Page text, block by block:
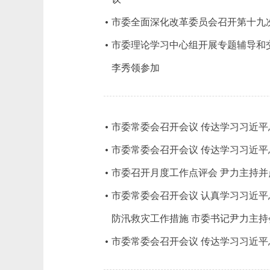
市委全面深化改革委员会召开第十
市委理论学习中心组开展专题辅导
李秀领参加
市委常委会召开会议 传达学习习近
市委常委会召开会议 传达学习习近
市委召开月度工作点评会 尹力主持
市委常委会召开会议 认真学习习近
防汛救灾工作措施 市委书记尹力主
市委常委会召开会议 传达学习习近